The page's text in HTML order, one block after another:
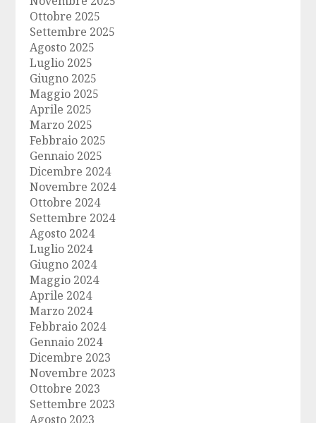
Ottobre 2025
Settembre 2025
Agosto 2025
Luglio 2025
Giugno 2025
Maggio 2025
Aprile 2025
Marzo 2025
Febbraio 2025
Gennaio 2025
Dicembre 2024
Novembre 2024
Ottobre 2024
Settembre 2024
Agosto 2024
Luglio 2024
Giugno 2024
Maggio 2024
Aprile 2024
Marzo 2024
Febbraio 2024
Gennaio 2024
Dicembre 2023
Novembre 2023
Ottobre 2023
Settembre 2023
Agosto 2023